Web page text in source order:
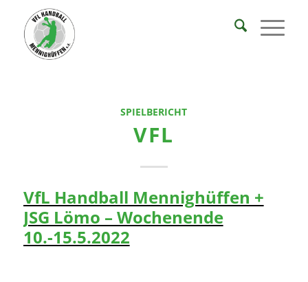
SPIELBERICHT
VFL
VfL Handball Mennighüffen +
JSG Lömo – Wochenende
10.-15.5.2022